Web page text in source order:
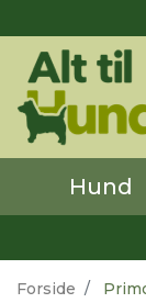
Hund
Forside